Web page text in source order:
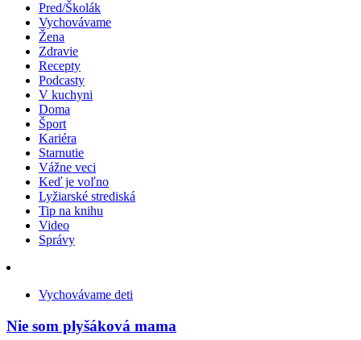
Pred/Školák
Vychovávame
Žena
Zdravie
Recepty
Podcasty
V kuchyni
Doma
Šport
Kariéra
Starnutie
Vážne veci
Keď je voľno
Lyžiarské strediská
Tip na knihu
Video
Správy
Vychovávame deti
Nie som plyšáková mama